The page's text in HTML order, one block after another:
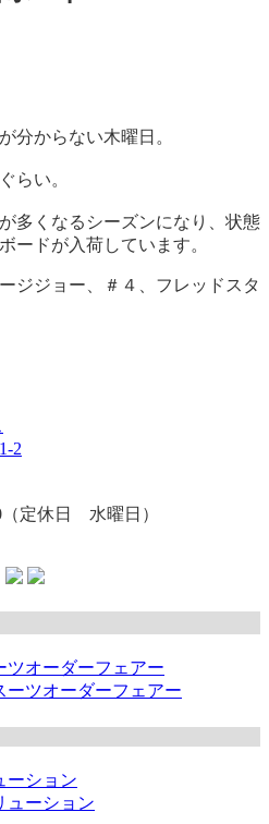
分からない木曜日。
らい。
多くなるシーズンになり、状態
ードが入荷しています。
ジジョー、＃４、フレッドスタ
2
（定休日 水曜日）
ツオーダーフェアー
ーション